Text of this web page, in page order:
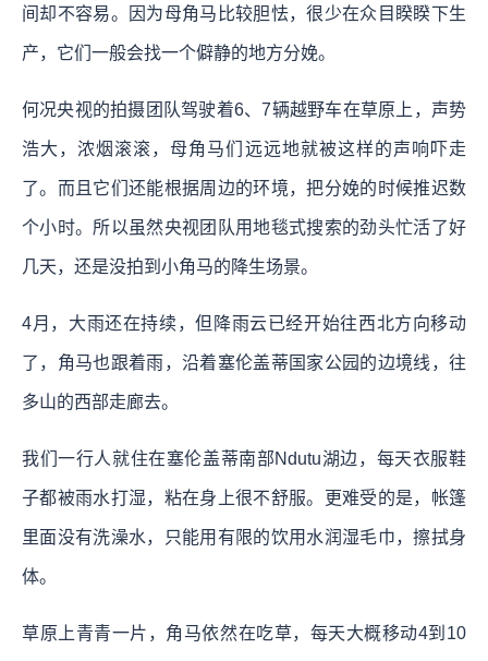
间却不容易。因为母角马比较胆怯，很少在众目睽睽下生
产，它们一般会找一个僻静的地方分娩。
何况央视的拍摄团队驾驶着6、7辆越野车在草原上，声势
浩大，浓烟滚滚，母角马们远远地就被这样的声响吓走
了。而且它们还能根据周边的环境，把分娩的时候推迟数
个小时。所以虽然央视团队用地毯式搜索的劲头忙活了好
几天，还是没拍到小角马的降生场景。
4月，大雨还在持续，但降雨云已经开始往西北方向移动
了，角马也跟着雨，沿着塞伦盖蒂国家公园的边境线，往
多山的西部走廊去。
我们一行人就住在塞伦盖蒂南部Ndutu湖边，每天衣服鞋
子都被雨水打湿，粘在身上很不舒服。更难受的是，帐篷
里面没有洗澡水，只能用有限的饮用水润湿毛巾，擦拭身
体。
草原上青青一片，角马依然在吃草，每天大概移动4到10